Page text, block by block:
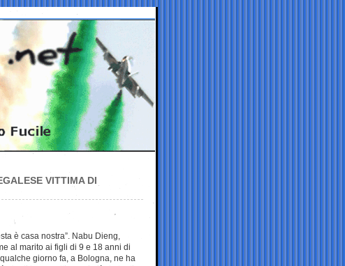
VITTIMA DI
è casa nostra”. Nabu Dieng,
al marito ai figli di 9 e 18 anni di
giorno fa, a Bologna, ne ha